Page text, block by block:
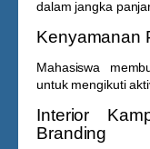
dalam jangka
Kenyamanan
Mahasiswa
untuk mengikuti
Interior
Branding